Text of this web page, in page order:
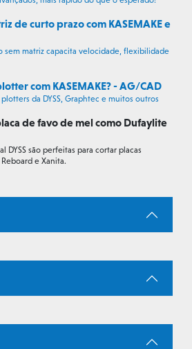
de curto prazo com KASEMAKE e
sem matriz capacita velocidade, flexibilidade
com KASEMAKE? - AG/CAD
da DYSS, Graphtec e muitos outros
de favo de mel como Dufaylite
DYSS são perfeitas para cortar placas
e Xanita.